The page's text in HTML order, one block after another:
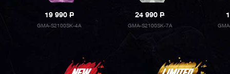
19 990P
GMA-S2100SK-4A
24 990P
GMA-S2100SK-7A